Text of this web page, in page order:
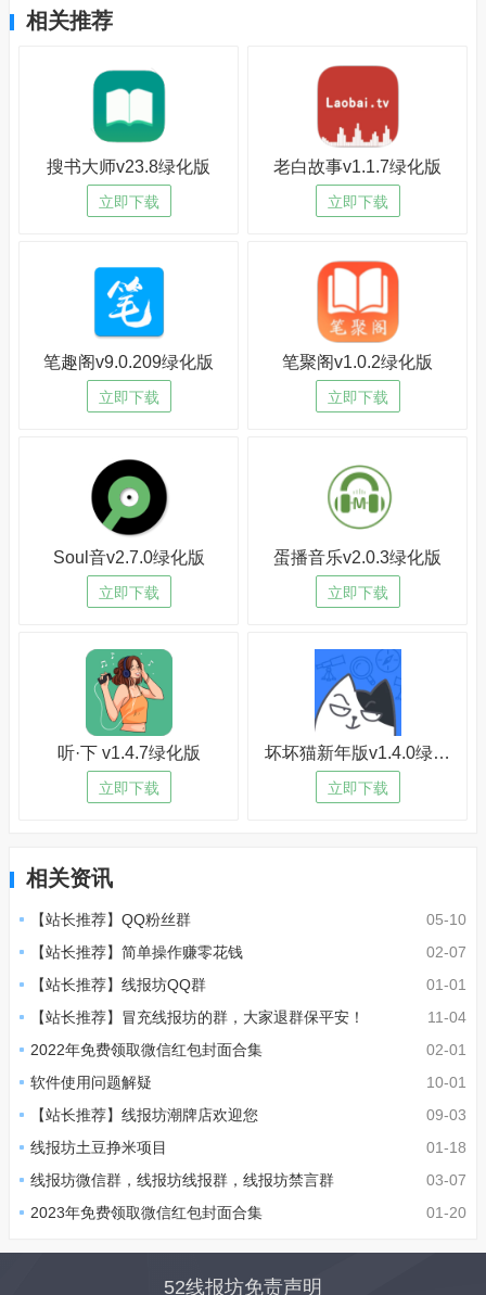
相关推荐
搜书大师v23.8绿化版
立即下载
老白故事v1.1.7绿化版
立即下载
笔趣阁v9.0.209绿化版
立即下载
笔聚阁v1.0.2绿化版
立即下载
Soul音v2.7.0绿化版
立即下载
蛋播音乐v2.0.3绿化版
立即下载
听·下 v1.4.7绿化版
立即下载
坏坏猫新年版v1.4.0绿化版
立即下载
相关资讯
05-10
【站长推荐】QQ粉丝群
02-07
【站长推荐】简单操作赚零花钱
01-01
【站长推荐】线报坊QQ群
11-04
【站长推荐】冒充线报坊的群，大家退群保平安！
02-01
2022年免费领取微信红包封面合集
10-01
软件使用问题解疑
09-03
【站长推荐】线报坊潮牌店欢迎您
01-18
线报坊土豆挣米项目
03-07
线报坊微信群，线报坊线报群，线报坊禁言群
01-20
2023年免费领取微信红包封面合集
52线报坊免责声明